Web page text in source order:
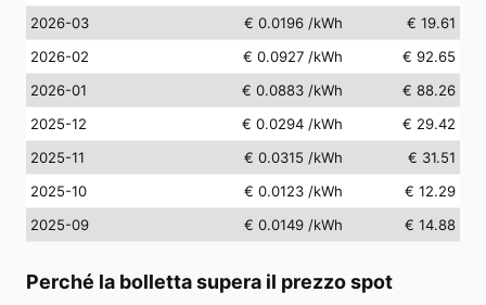
2026-03
€ 0.0196 /kWh
€ 19.61
2026-02
€ 0.0927 /kWh
€ 92.65
2026-01
€ 0.0883 /kWh
€ 88.26
2025-12
€ 0.0294 /kWh
€ 29.42
2025-11
€ 0.0315 /kWh
€ 31.51
2025-10
€ 0.0123 /kWh
€ 12.29
2025-09
€ 0.0149 /kWh € 14.88
Perché la bolletta supera il prezzo spot